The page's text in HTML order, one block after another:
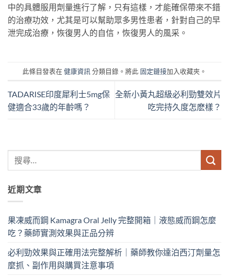
中的具體服用劑量進行了解，只有這樣，才能確保帶來不錯
的治療功效，尤其是可以幫助眾多男性患者，針對自己的早
泄完成治療，恢復男人的自信，恢復男人的風采。
此條目發表在 健康資訊 分類目錄。將此 固定鏈接加入收藏夾。
TADARISE印度犀利士5mg保
健適合33歲的年齡嗎？
全新小黃丸超級必利勁雙效片
吃完持久度怎麽樣？
近期文章
果凍威而鋼 Kamagra Oral Jelly 完整開箱｜液態威而鋼怎麼
吃？藥師實測效果與正品分辨
必利勁效果與正確用法完整解析｜藥師教你達泊西汀劑量怎
麼抓、副作用與購買注意事項